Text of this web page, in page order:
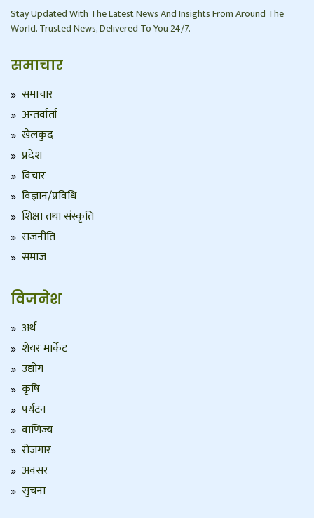
Stay Updated With The Latest News And Insights From Around The
World. Trusted News, Delivered To You 24/7.
समाचार
समाचार
अन्तर्वार्ता
खेलकुद
प्रदेश
विचार
विज्ञान/प्रविधि
शिक्षा तथा संस्कृति
राजनीति
समाज
विजनेश
अर्थ
शेयर मार्केट
उद्योग
कृषि
पर्यटन
वाणिज्य
रोजगार
अवसर
सुचना